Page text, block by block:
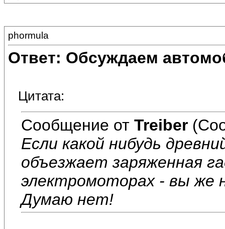
phormula
Ответ: Обсуждаем
Цитата:
Сообщение от Treiber
Если какой нибудь
объезжает заряженная
электромоторах - вы же
Думаю нет!